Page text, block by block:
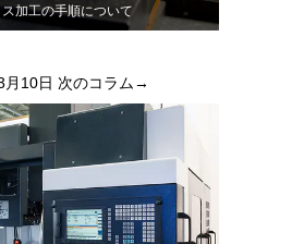
加工の手順について
月10日 次のコラム→